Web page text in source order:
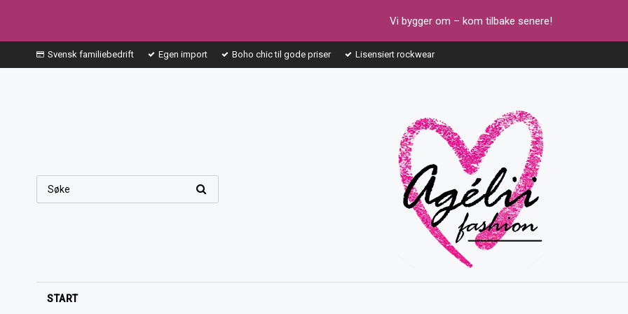
Vi bygger om – kom tilbake senere!
Svensk familiebedrift Egen import Boho chic til gode priser Lisensiert rockwear
START